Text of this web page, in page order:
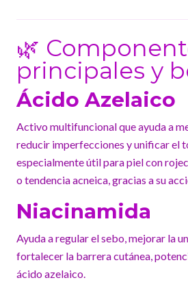
🌿
principales y
Ácido Azelaico
Activo multifuncional que ayuda a
reducir imperfecciones y unificar el
especialmente útil para piel con
o tendencia acneica, gracias a su
Niacinamida
Ayuda a regular el sebo, mejorar la
fortalecer la barrera cutánea,
ácido azelaico.